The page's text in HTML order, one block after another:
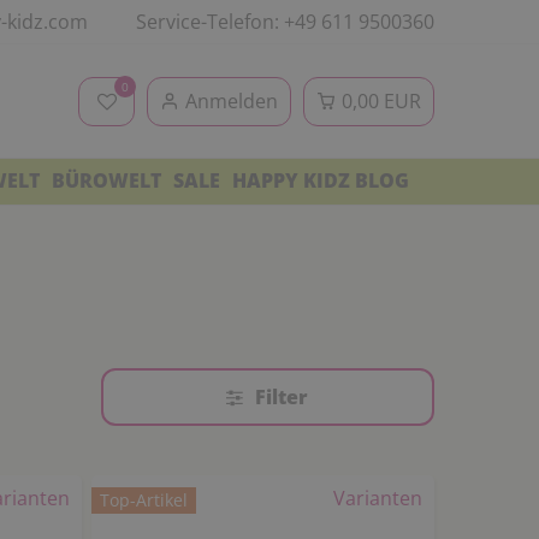
kidz.com Service-Telefon: +49 611 9500360
0
Anmelden 0,00 EUR
BÜROWELT SALE HAPPY KIDZ BLOG
Filter
Varianten
Top-Artikel